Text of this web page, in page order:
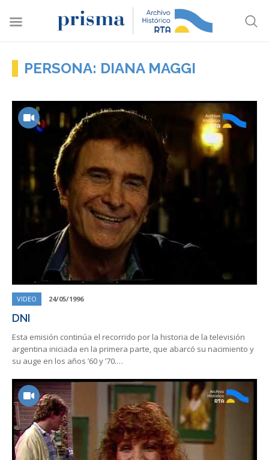
PERSONA: DIANA MAGGI
VIDEO 24/05/1996
DNI
Esta emisión continúa el recorrido por la historia de la televisión
argentina iniciada en la primera parte, que abarcó su nacimiento y
su auge en los años ’60 y ’70.…